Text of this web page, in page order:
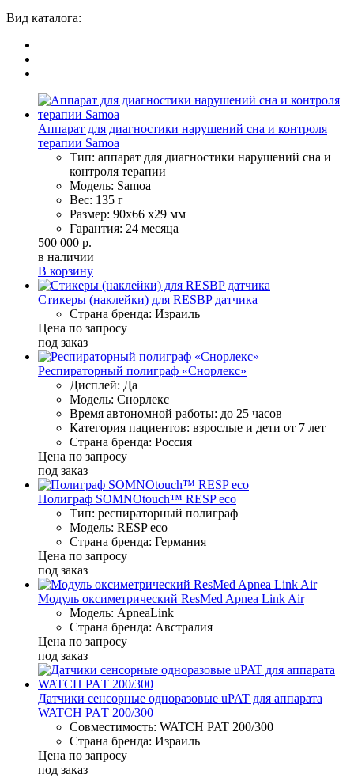
Вид каталога:
Аппарат для диагностики нарушений сна и контроля
терапии Samoa
Тип: аппарат для диагностики нарушений сна и
контроля терапии
Модель: Samoa
Вес: 135 г
Размер: 90х66 х29 мм
Гарантия: 24 месяца
500 000 р.
в наличии
В корзину
Стикеры (наклейки) для RESBP датчика
Страна бренда: Израиль
Цена по запросу
под заказ
Респираторный полиграф «Снорлекс»
Дисплей: Да
Модель: Снорлекс
Время автономной работы: до 25 часов
Категория пациентов: взрослые и дети от 7 лет
Страна бренда: Россия
Цена по запросу
под заказ
Полиграф SOMNOtouch™ RESP eco
Тип: респираторный полиграф
Модель: RESP eco
Страна бренда: Германия
Цена по запросу
под заказ
Модуль оксиметрический ResMed Apnea Link Air
Модель: ApneaLink
Страна бренда: Австралия
Цена по запросу
под заказ
Датчики сенсорные одноразовые uPAT для аппарата
WATCH PAТ 200/300
Совместимость: WATCH PAT 200/300
Страна бренда: Израиль
Цена по запросу
под заказ